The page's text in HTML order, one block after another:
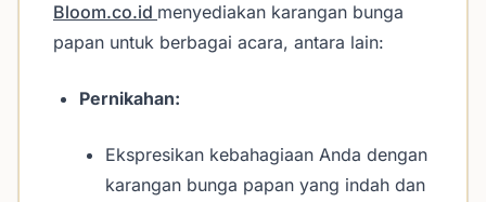
Bloom.co.id menyediakan karangan bunga
papan untuk berbagai acara, antara lain:
Pernikahan:
Ekspresikan kebahagiaan Anda dengan
karangan bunga papan yang indah dan